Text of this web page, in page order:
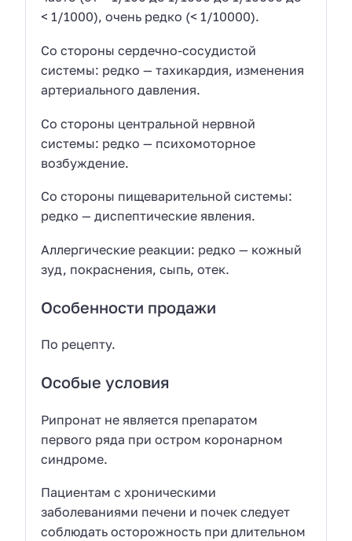
< 1/1000), очень редко (< 1/10000).
Со стороны сердечно-сосудистой
системы: редко — тахикардия, изменения
артериального давления.
Со стороны центральной нервной
системы: редко — психомоторное
возбуждение.
Со стороны пищеварительной системы:
редко — диспептические явления.
Аллергические реакции: редко — кожный
зуд, покраснения, сыпь, отек.
Особенности продажи
По рецепту.
Особые условия
Рипронат не является препаратом
первого ряда при остром коронарном
синдроме.
Пациентам с хроническими
заболеваниями печени и почек следует
соблюдать осторожность при длительном